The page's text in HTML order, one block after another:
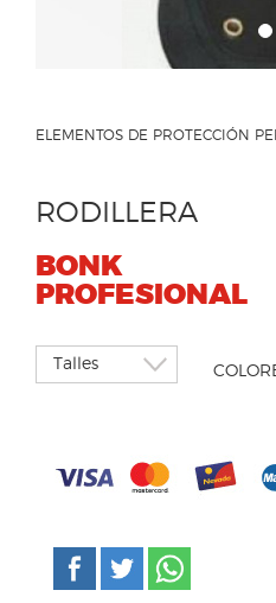
ELEMENTOS DE PROTECCIÓN
RODILLERA
BONK
PROFESIONAL